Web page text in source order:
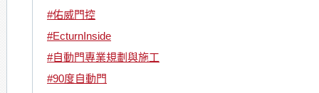
#佑威門控
#EcturnInside
#自動門專業規劃與施工
#90度自動門